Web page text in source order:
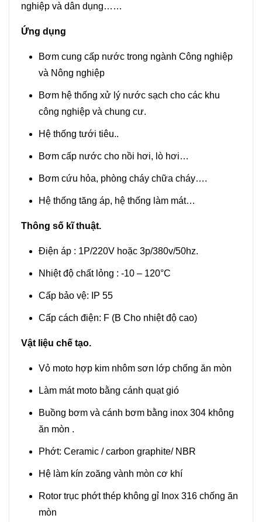
nghiệp và dân dụng……
Ứng dụng
Bơm cung cấp nước trong ngành Công nghiệp
và Nông nghiệp
Bơm hệ thống xử lý nước sạch cho các khu
công nghiệp và chung cư.
Hệ thống tưới tiêu..
Bơm cấp nước cho nồi hơi, lò hơi…
Bơm cứu hỏa, phòng cháy chữa cháy….
Hệ thống tăng áp, hệ thống làm mát…
Thông số kĩ thuật.
Điện áp : 1P/220V hoặc 3p/380v/50hz.
Nhiệt độ chất lỏng : -10 – 120°C
Cấp bảo vệ: IP 55
Cấp cách điện: F (B Cho nhiệt độ cao)
Vật liệu chế tạo.
Vỏ moto hợp kim nhôm sơn lớp chống ăn mòn
Làm mát moto bằng cánh quạt gió
Buồng bơm và cánh bơm bằng inox 304 không
ăn mòn .
Phớt: Ceramic / carbon graphite/ NBR
Hệ làm kín zoăng vành mòn cơ khí
Rotor trục phớt thép không gỉ Inox 316 chống ăn
mòn